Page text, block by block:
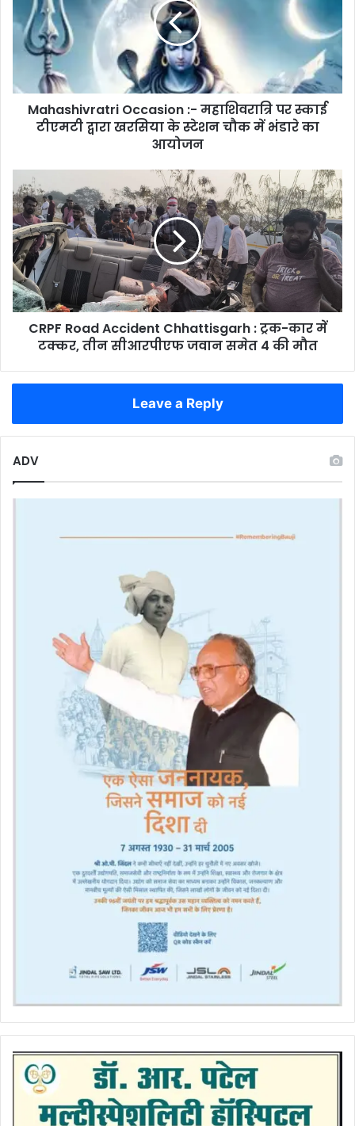
महाशिवरात्रि
पर
स्काई
टीएमटी
खरसिया
का
आयोजन
Mahashivratri Occasion :- महाशिवरात्रि पर स्काई
टीएमटी द्वारा खरसिया के स्टेशन चौक में भंडारे का
आयोजन
CRPF
Road
Accident
Chhattisgarh
:
ट्रक-
कार
में
टक्कर,
सीआरपीएफ
मौत
CRPF Road Accident Chhattisgarh : ट्रक-कार में
टक्कर, तीन सीआरपीएफ जवान समेत 4 की मौत
Leave a Reply
ADV